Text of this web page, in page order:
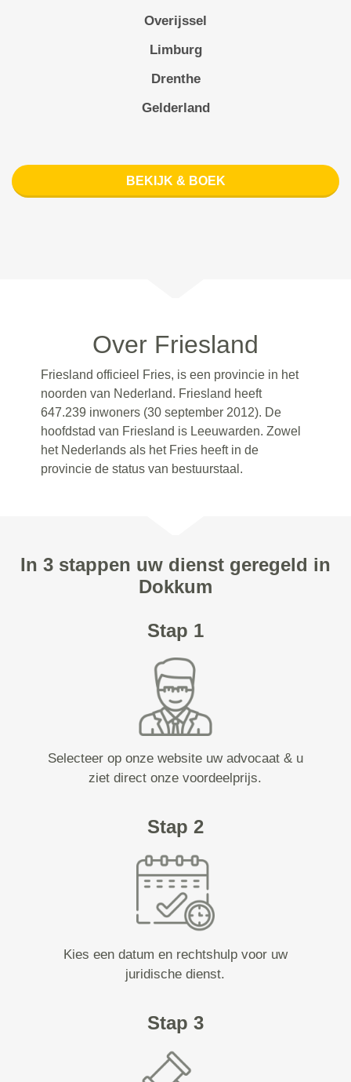
Overijssel
Limburg
Drenthe
Gelderland
BEKIJK & BOEK
Over Friesland
Friesland officieel Fries, is een provincie in het
noorden van Nederland. Friesland heeft
647.239 inwoners (30 september 2012). De
hoofdstad van Friesland is Leeuwarden. Zowel
het Nederlands als het Fries heeft in de
provincie de status van bestuurstaal.
In 3 stappen uw dienst geregeld in
Dokkum
Stap 1
Selecteer op onze website uw advocaat & u
ziet direct onze voordeelprijs.
Stap 2
Kies een datum en rechtshulp voor uw
juridische dienst.
Stap 3